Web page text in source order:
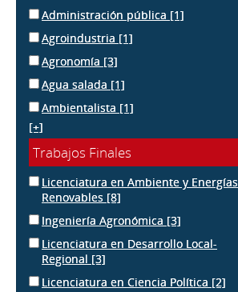
Administración pública [1]
Agroindustria [1]
Agronomía [3]
Agua salada [1]
Ambientalista [1]
[+]
Trabajos Finales
Licenciatura en Ambiente y Energías
Renovables [8]
Ingeniería Agronómica [3]
Licenciatura en Desarrollo Local-
Regional [3]
Licenciatura en Ciencia Política [2]